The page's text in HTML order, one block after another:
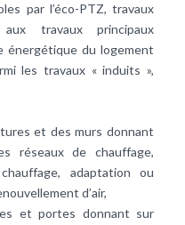
par l’éco-PTZ, travaux
travaux principaux
énergétique du logement
les travaux « induits »,
et des murs donnant
réseaux de chauffage,
adaptation ou
d’air,
et portes donnant sur